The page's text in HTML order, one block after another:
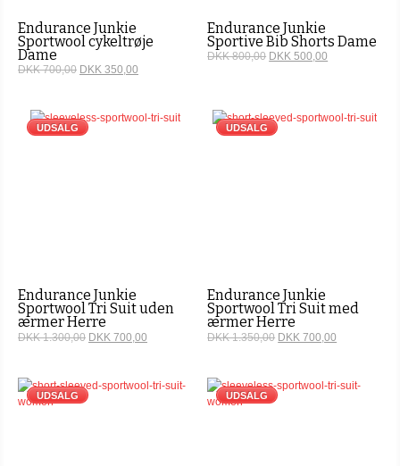
Endurance Junkie
Sportwool cykeltrøje
Dame
DKK 700,00 DKK 350,00
Endurance Junkie
Sportive Bib Shorts Dame
DKK 800,00 DKK 500,00
UDSALG
Endurance Junkie
Sportwool Tri Suit uden
ærmer Herre
DKK 1.300,00 DKK 700,00
UDSALG
Endurance Junkie
Sportwool Tri Suit med
ærmer Herre
DKK 1.350,00 DKK 700,00
UDSALG UDSALG